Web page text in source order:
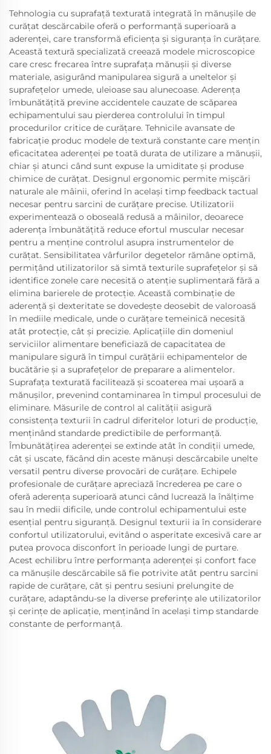
Tehnologia cu suprafață texturată integrată în mănușile de
curățat descărcabile oferă o performanță superioară a
aderenței, care transformă eficiența și siguranța în curățare.
Această textură specializată creează modele microscopice
care cresc frecarea între suprafața mănușii și diverse
materiale, asigurând manipularea sigură a uneltelor și
suprafețelor umede, uleioase sau alunecoase. Aderența
îmbunătățită previne accidentele cauzate de scăparea
echipamentului sau pierderea controlului în timpul
procedurilor critice de curățare. Tehnicile avansate de
fabricație produc modele de textură constante care mențin
eficacitatea aderenței pe toată durata de utilizare a mănușii,
chiar și atunci când sunt expuse la umiditate și produse
chimice de curățat. Designul ergonomic permite mișcări
naturale ale mâinii, oferind în același timp feedback tactual
necesar pentru sarcini de curățare precise. Utilizatorii
experimentează o oboseală redusă a mâinilor, deoarece
aderența îmbunătățită reduce efortul muscular necesar
pentru a menține controlul asupra instrumentelor de
curățat. Sensibilitatea vârfurilor degetelor rămâne optimă,
permițând utilizatorilor să simtă texturile suprafețelor și să
identifice zonele care necesită o atenție suplimentară fără a
elimina barierele de protecție. Această combinație de
aderență și dexteritate se dovedește deosebit de valoroasă
în mediile medicale, unde o curățare temeinică necesită
atât protecție, cât și precizie. Aplicațiile din domeniul
serviciilor alimentare beneficiază de capacitatea de
manipulare sigură în timpul curățării echipamentelor de
bucătărie și a suprafețelor de preparare a alimentelor.
Suprafața texturată facilitează și scoaterea mai ușoară a
mănușilor, prevenind contaminarea în timpul procesului de
eliminare. Măsurile de control al calității asigură
consistența texturii în cadrul diferitelor loturi de producție,
menținând standarde predictibile de performanță.
Îmbunătățirea aderenței se extinde atât în condiții umede,
cât și uscate, făcând din aceste mănuși descărcabile unelte
versatil pentru diverse provocări de curățare. Echipele
profesionale de curățare apreciază încrederea pe care o
oferă aderența superioară atunci când lucrează la înălțime
sau în medii dificile, unde controlul echipamentului este
esențial pentru siguranță. Designul texturii ia în considerare
confortul utilizatorului, evitând o asperitate excesivă care ar
putea provoca disconfort în perioade lungi de purtare.
Acest echilibru între performanța aderenței și confort face
ca mănușile descărcabile să fie potrivite atât pentru sarcini
rapide de curățare, cât și pentru sesiuni prelungite de
curățare, adaptându-se la diverse preferințe ale utilizatorilor
și cerințe de aplicație, menținând în același timp standarde
constante de performanță.